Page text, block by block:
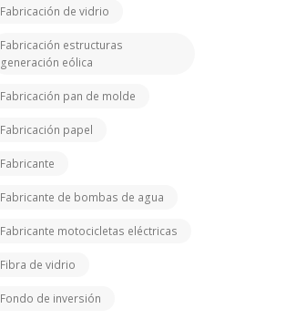
Fabricación de vidrio
Fabricación estructuras
generación eólica
Fabricación pan de molde
Fabricación papel
Fabricante
Fabricante de bombas de agua
Fabricante motocicletas eléctricas
Fibra de vidrio
Fondo de inversión